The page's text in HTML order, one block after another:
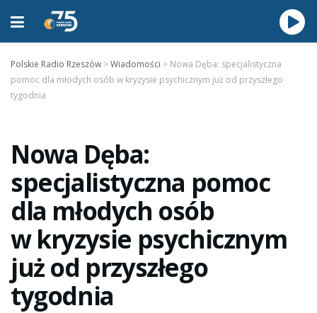
Polskie Radio Rzeszów >Wiadomości > Nowa Dęba: specjalistyczna
pomoc dla młodych osób w kryzysie psychicznym już od przyszłego
tygodnia
Nowa Dęba:
specjalistyczna pomoc
dla młodych osób
w kryzysie psychicznym
już od przyszłego
tygodnia